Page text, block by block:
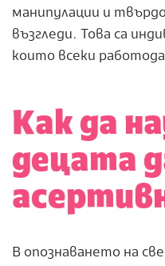
манипулации и
възгледи. Това са
които всеки
Как да
децата
В опознаването на